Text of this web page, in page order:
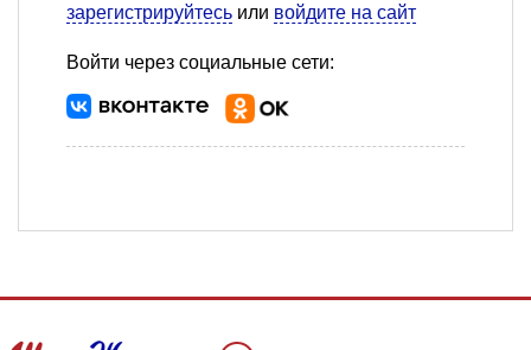
зарегистрируйтесь или войдите на сайт
Войти через социальные сети: